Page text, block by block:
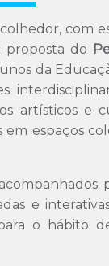
com
proposta do
da
artísticos e
em espaços
e
o hábito